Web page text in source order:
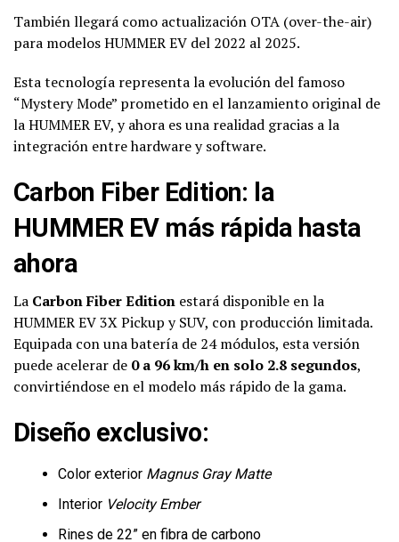
También llegará como actualización OTA (over-the-air)
para modelos HUMMER EV del 2022 al 2025.
Esta tecnología representa la evolución del famoso
“Mystery Mode” prometido en el lanzamiento original de
la HUMMER EV, y ahora es una realidad gracias a la
integración entre hardware y software.
Carbon Fiber Edition: la
HUMMER EV más rápida hasta
ahora
La Carbon Fiber Edition estará disponible en la
HUMMER EV 3X Pickup y SUV, con producción limitada.
Equipada con una batería de 24 módulos, esta versión
puede acelerar de 0 a 96 km/h en solo 2.8 segundos,
convirtiéndose en el modelo más rápido de la gama.
Diseño exclusivo:
Color exterior Magnus Gray Matte
Interior Velocity Ember
Rines de 22” en fibra de carbono